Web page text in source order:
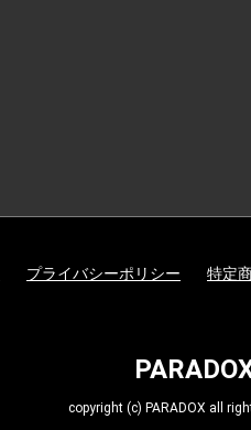
プライバシーポリシー 特定
copyright (c) PARADOX all